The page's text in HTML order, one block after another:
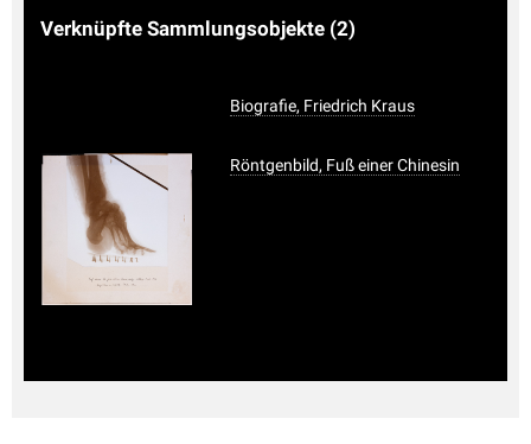
Verknüpfte Sammlungsobjekte (2)
Biografie, Friedrich Kraus
Röntgenbild, Fuß einer Chinesin